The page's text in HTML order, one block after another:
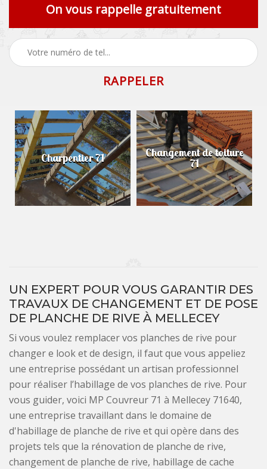
On vous rappelle gratuitement
Charpentier 71 Changement de toiture
71
UN EXPERT POUR VOUS GARANTIR DES
TRAVAUX DE CHANGEMENT ET DE POSE
DE PLANCHE DE RIVE À MELLECEY
Si vous voulez remplacer vos planches de rive pour
changer e look et de design, il faut que vous appeliez
une entreprise possédant un artisan professionnel
pour réaliser l’habillage de vos planches de rive. Pour
vous guider, voici MP Couvreur 71 à Mellecey 71640,
une entreprise travaillant dans le domaine de
d'habillage de planche de rive et qui opère dans des
projets tels que la rénovation de planche de rive,
changement de planche de rive, habillage de cache